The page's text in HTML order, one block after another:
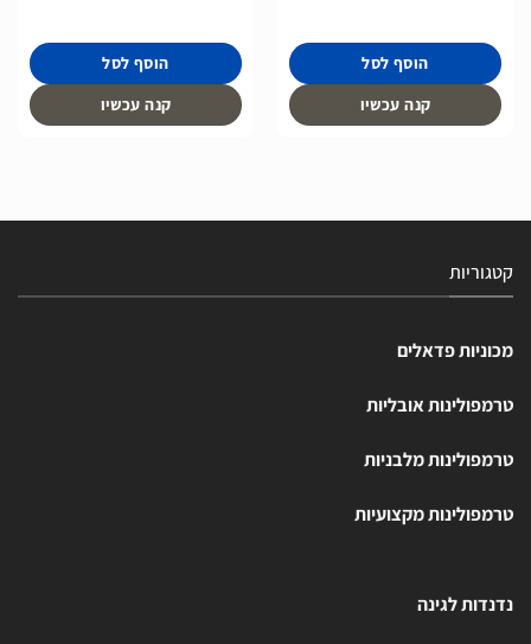
הוסף לסל
קנה עכשיו
הוסף לסל
קנה עכשיו
קטגוריות
מכוניות פדאלים
טרמפולינות אובליות
טרמפולינות מלבניות
טרמפולינות מקצועיות
נדנדות לגינה